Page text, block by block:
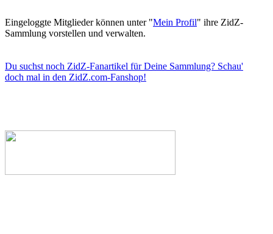
Eingeloggte Mitglieder können unter "Mein Profil" ihre ZidZ-
Sammlung vorstellen und verwalten.
Du suchst noch ZidZ-Fanartikel für Deine Sammlung? Schau'
doch mal in den ZidZ.com-Fanshop!